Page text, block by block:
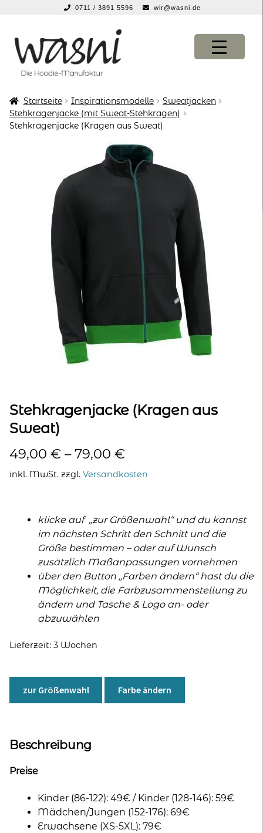
0711 / 3891 5596 wir@wasni.de
Navigation
springen
Inhalt
springen
KONFIGURATOR
KONFIGURATOR
Startseite Inspirationsmodelle
Sweatjacken
Stehkragenjacke (mit Sweat-Stehkragen)
Stehkragenjacke (Kragen aus Sweat)
Stehkragenjacke (Kragen aus
Sweat)
49,00 € –79,00 €
inkl. MwSt. zzgl. Versandkosten
klicke auf „zur Größenwahl“ und du kannst
im nächsten Schritt den Schnitt und die
Größe bestimmen – oder auf Wunsch
zusätzlich Maßanpassungen vornehmen
über den Button „Farben ändern“ hast du die
Möglichkeit, die Farbzusammenstellung zu
ändern und Tasche & Logo an- oder
abzuwählen
Lieferzeit: 3 Wochen
zur Größenwahl Farbe ändern
Beschreibung
Preise
Kinder (86-122): 49€ / Kinder (128-146): 59€
Mädchen/Jungen (152-176): 69€
Erwachsene (XS-5XL): 79€